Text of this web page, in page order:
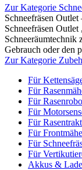
Zur Kategorie
Schneefräsen
Schneefräsen
Schneeräumtechnik
Gebrauch oder den
Zur Kategorie
Für
Für
Für
Für
Für
Für
Für
Für
Akkus &